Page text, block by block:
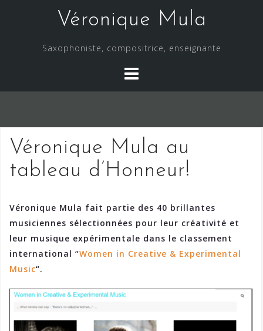
Véronique Mula
Saxophoniste, compositrice, enseignante
Véronique Mula au
tableau d’Honneur!
Véronique Mula fait partie des 40 brillantes
musiciennes sélectionnées pour leur créativité et
leur musique expérimentale dans le classement
international “Women in Creative & Experimental
Music“.